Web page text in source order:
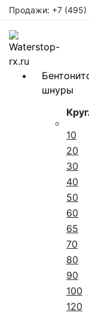
Продажи: +7 (495)
шнуры
10
20
30
40
50
60
65
70
80
90
100
120